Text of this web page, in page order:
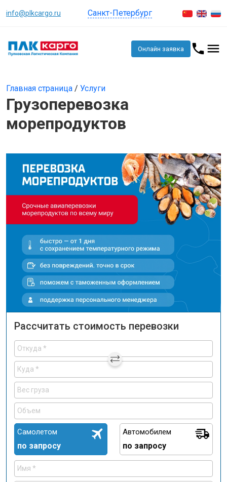
info@plkcargo.ru Санкт-Петербург
Онлайн заявка
Главная страница / Услуги
Грузоперевозка
морепродуктов
Рассчитать стоимость перевозки
Самолетом
по запросу
Автомобилем
по запросу